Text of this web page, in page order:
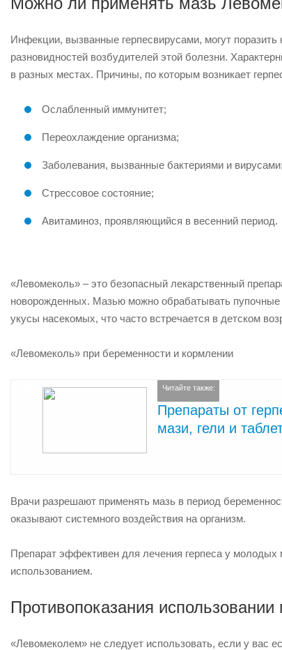
Инфекции, вызванные герпесвирусами, могут
разновидностей возбудителей этой болезни.
в разных местах. Причины, по которым возникает
Ослабленный иммунитет;
Переохлаждение организма;
Заболевания, вызванные бактериями и вирусами;
Стрессовое состояние;
Авитаминоз, проявляющийся в весенний период.
«Левомеколь» – это безопасный лекарственный
новорожденных. Мазью можно обрабатывать пупочные
укусы насекомых, что часто встречается в детском
«Левомеколь» при беременности и кормлении
Читайте также:
Препараты от
мази, гели и
Врачи разрешают применять мазь в период
оказывают системного воздействия на организм.
Препарат эффективен для лечения герпеса у молодых
использованием.
Противопоказания
«Левомеколем» не следует использовать, если у вас